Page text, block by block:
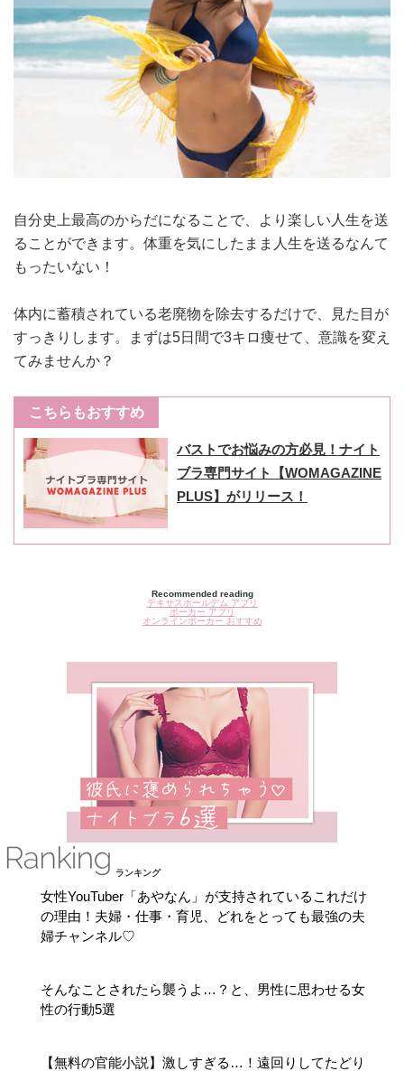
自分史上最高のからだになることで、より楽しい人生を送
ることができます。体重を気にしたまま人生を送るなんて
もったいない！
体内に蓄積されている老廃物を除去するだけで、見た目が
すっきりします。まずは5日間で3キロ痩せて、意識を変え
てみませんか？
こちらもおすすめ
バストでお悩みの方必見！ナイト
ブラ専門サイト【WOMAGAZINE
PLUS】がリリース！
Recommended reading
テキサスホールデム アプリ
ポーカー アプリ
オンラインポーカー おすすめ
ランキング
女性YouTuber「あやなん」が支持されているこれだけ
の理由！夫婦・仕事・育児、どれをとっても最強の夫
婦チャンネル♡
そんなことされたら襲うよ…？と、男性に思わせる女
性の行動5選
【無料の官能小説】激しすぎる…！遠回りしてたどり